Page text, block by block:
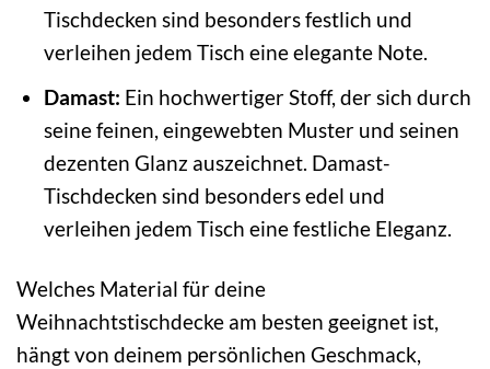
Tischdecken sind besonders festlich und
verleihen jedem Tisch eine elegante Note.
Damast: Ein hochwertiger Stoff, der sich durch
seine feinen, eingewebten Muster und seinen
dezenten Glanz auszeichnet. Damast-
Tischdecken sind besonders edel und
verleihen jedem Tisch eine festliche Eleganz.
Welches Material für deine
Weihnachtstischdecke am besten geeignet ist,
hängt von deinem persönlichen Geschmack,